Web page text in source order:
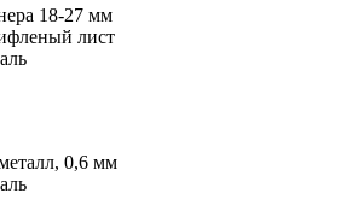
18-27 мм
лист
0,6 мм